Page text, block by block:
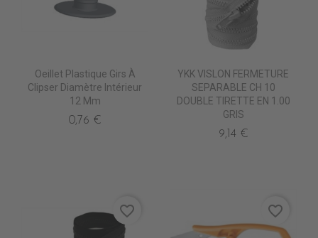
Oeillet Plastique Girs À
Clipser Diamètre Intérieur
12 Mm
0,76 €
YKK VISLON FERMETURE
SEPARABLE CH 10
DOUBLE TIRETTE EN 1.00
GRIS
9,14 €
favorite_border favorite_border